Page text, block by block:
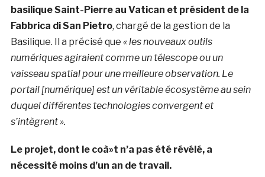
basilique Saint-Pierre au Vatican et président de la
Fabbrica di San Pietro, chargé de la gestion de la
Basilique. Il a précisé que « les nouveaux outils
numériques agiraient comme un télescope ou un
vaisseau spatial pour une meilleure observation. Le
portail [numérique] est un véritable écosystème au sein
duquel différentes technologies convergent et
s’intègrent ».
Le projet, dont le coà»t n’a pas été révélé, a
nécessité moins d’un an de travail.